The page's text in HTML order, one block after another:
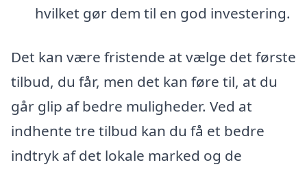
hvilket gør dem til en god investering.
Det kan være fristende at vælge det første
tilbud, du får, men det kan føre til, at du
går glip af bedre muligheder. Ved at
indhente tre tilbud kan du få et bedre
indtryk af det lokale marked og de